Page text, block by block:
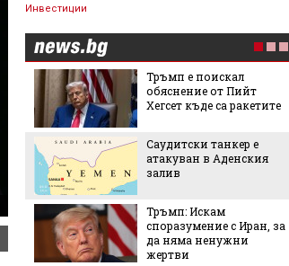
Инвестиции
Тръмп е поискал
обяснение от Пийт
Хегсет къде са ракетите
Саудитски танкер е
атакуван в Аденския
залив
Тръмп: Искам
споразумение с Иран, за
да няма ненужни
жертви